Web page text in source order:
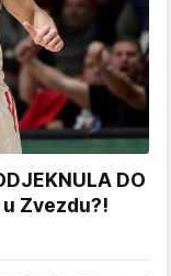
DO
Zvezdu?!